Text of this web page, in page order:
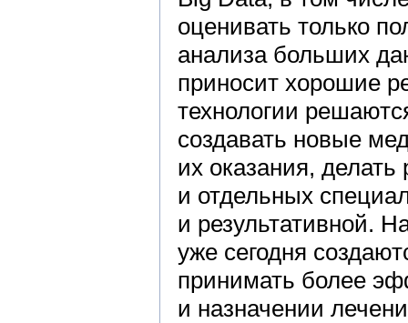
оценивать только
анализа больших
приносит хорошие
технологии
создавать новые
их оказания,
и отдельных
и результативной.
уже сегодня
принимать более
и назначении